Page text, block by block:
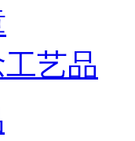
艺品